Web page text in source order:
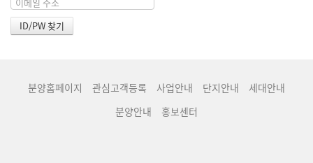
분양홈페이지 관심고객등록 사업안내 단지안내
세대안내
분양안내
홍보센터